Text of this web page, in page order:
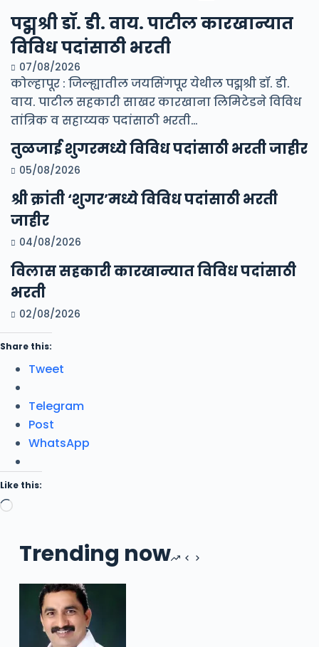
पद्मश्री डॉ. डी. वाय. पाटील कारखान्यात
विविध पदांसाठी भरती
07/08/2026
कोल्हापूर : जिल्ह्यातील जयसिंगपूर येथील पद्मश्री डॉ. डी.
वाय. पाटील सहकारी साखर कारखाना लिमिटेडने विविध
तांत्रिक व सहाय्यक पदांसाठी भरती…
तुळजाई शुगरमध्ये विविध पदांसाठी भरती जाहीर
05/08/2026
श्री क्रांती ‘शुगर’मध्ये विविध पदांसाठी भरती
जाहीर
04/08/2026
विलास सहकारी कारखान्यात विविध पदांसाठी
भरती
02/08/2026
Share this:
Tweet
Telegram
Post
WhatsApp
Like this:
Loading…
Trending now